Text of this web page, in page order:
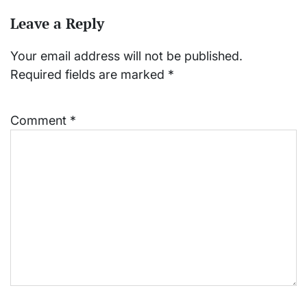
Leave a Reply
Your email address will not be published.
Required fields are marked *
Comment *